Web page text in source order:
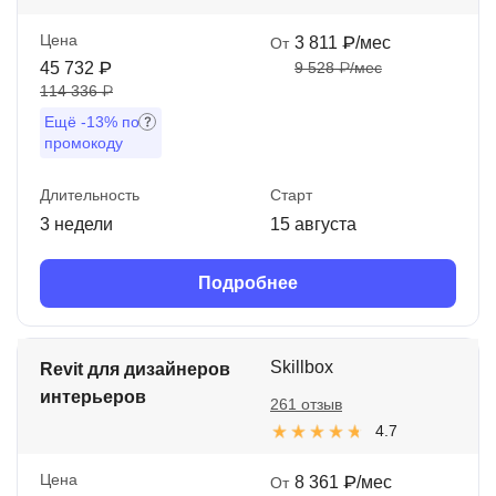
Цена
45 732 ₽
114 336 ₽
Ещё -13% по
промокоду
От 3 811 ₽/мес
9 528 ₽/мес
Длительность
3 недели
Старт
15 августа
Подробнее
Revit для дизайнеров
интерьеров
Skillbox
4.7
261 отзыв
Цена От 8 361 ₽/мес